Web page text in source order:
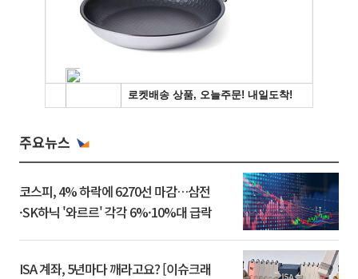
주요뉴스
코스피, 4% 하락에 6270선 마감…삼전
·SK하닉 '와르르' 각각 6%·10%대 급락
ISA 계좌, 5년마다 깨라고요? [이슈크래